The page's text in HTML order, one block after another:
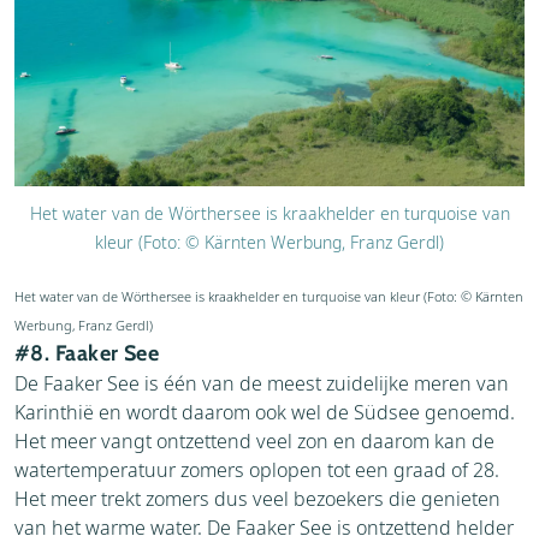
Het water van de Wörthersee is kraakhelder en turquoise van
kleur (Foto: © Kärnten Werbung, Franz Gerdl)
Het water van de Wörthersee is kraakhelder en turquoise van kleur (Foto: © Kärnten
Werbung, Franz Gerdl)
#8. Faaker See
De Faaker See is één van de meest zuidelijke meren van
Karinthië en wordt daarom ook wel de Südsee genoemd.
Het meer vangt ontzettend veel zon en daarom kan de
watertemperatuur zomers oplopen tot een graad of 28.
Het meer trekt zomers dus veel bezoekers die genieten
van het warme water. De Faaker See is ontzettend helder